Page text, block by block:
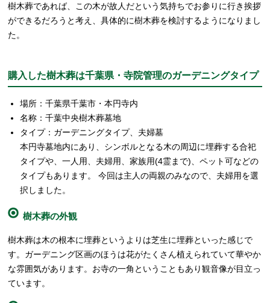
樹木葬であれば、この木が故人だという気持ちでお参りに行き挨拶
ができるだろうと考え、具体的に樹木葬を検討するようになりまし
た。
購入した樹木葬は千葉県・寺院管理のガーデニングタイプ
場所：千葉県千葉市・本円寺内
名称：千葉中央樹木葬墓地
タイプ：ガーデニングタイプ、夫婦墓
本円寺墓地内にあり、シンボルとなる木の周辺に埋葬する合祀
タイプや、一人用、夫婦用、家族用(4霊まで)、ペット可などの
タイプもあります。 今回は主人の両親のみなので、夫婦用を選
択しました。
樹木葬の外観
樹木葬は木の根本に埋葬というよりは芝生に埋葬といった感じで
す。ガーデニング区画のほうは花がたくさん植えられていて華やか
な雰囲気があります。お寺の一角ということもあり観音像が目立っ
ています。